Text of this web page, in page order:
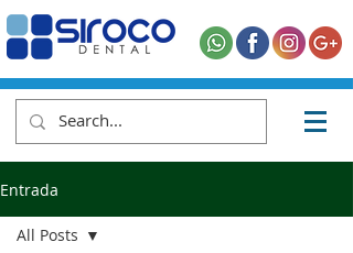
Entrada
All Posts